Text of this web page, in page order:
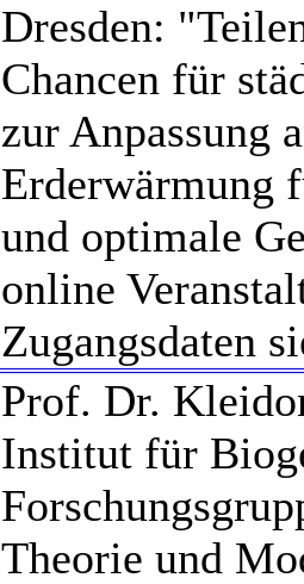
Dresden:
Chancen für
zur Anpassung
Erderwärmung
und optimale
online
Zugangsdaten
Prof. Dr.
Institut für
Theorie und